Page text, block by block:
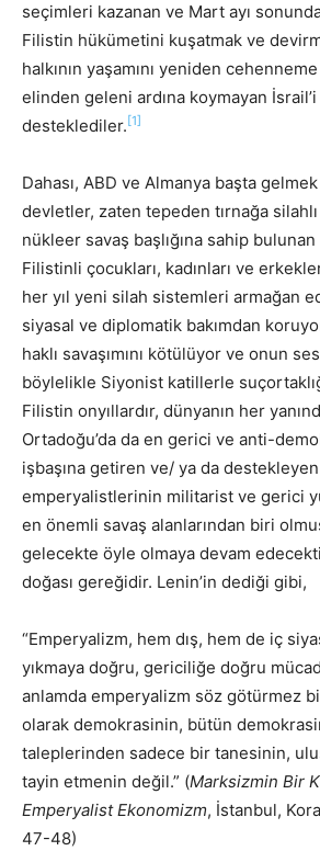
seçimleri kazanan ve Mart ayı
Filistin hükümetini kuşatmak ve
halkının yaşamını yeniden
elinden geleni ardına koymayan
desteklediler. [1]
Dahası, ABD ve Almanya başta
devletler, zaten tepeden tırnağa
nükleer savaş başlığına sahip
Filistinli çocukları, kadınları ve
her yıl yeni silah sistemleri armağan
siyasal ve diplomatik bakımdan
haklı savaşımını kötülüyor ve onun
böylelikle Siyonist katillerle
Filistin onyıllardır, dünyanın her
Ortadoğu’da da en gerici ve anti-
işbaşına getiren ve/ ya da
emperyalistlerinin militarist ve gerici
en önemli savaş alanlarından biri
gelecekte öyle olmaya devam
doğası gereğidir. Lenin’in dediği gibi,
“Emperyalizm, hem dış, hem de iç
yıkmaya doğru, gericiliğe doğru
anlamda emperyalizm söz götürmez
olarak demokrasinin, bütün
taleplerinden sadece bir tanesinin,
tayin etmenin değil.” (Marksizmin Bir
Emperyalist Ekonomizm, İstanbul,
47-48)